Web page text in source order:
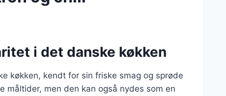
i det danske køkken
køkken, kendt for sin friske smag og sprøde
måltider, men den kan også nydes som en